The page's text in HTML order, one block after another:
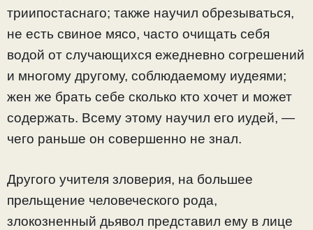
триипостаснаго; также научил обрезываться,
не есть свиное мясо, часто очищать себя
водой от случающихся ежедневно согрешений
и многому другому, соблюдаемому иудеями;
жен же брать себе сколько кто хочет и может
содержать. Всему этому научил его иудей, —
чего раньше он совершенно не знал.
Другого учителя зловерия, на большее
прельщение человеческого рода,
злокозненный дьявол представил ему в лице